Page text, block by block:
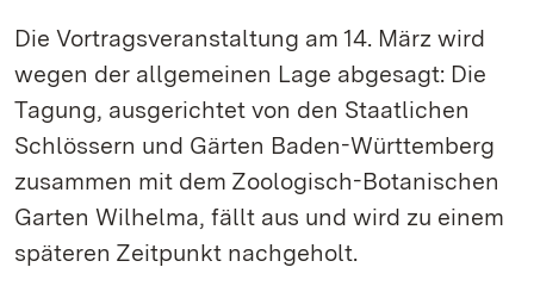
Die Vortragsveranstaltung am 14. März wird
wegen der allgemeinen Lage abgesagt: Die
Tagung, ausgerichtet von den Staatlichen
Schlössern und Gärten Baden-Württemberg
zusammen mit dem Zoologisch-Botanischen
Garten Wilhelma, fällt aus und wird zu einem
späteren Zeitpunkt nachgeholt.